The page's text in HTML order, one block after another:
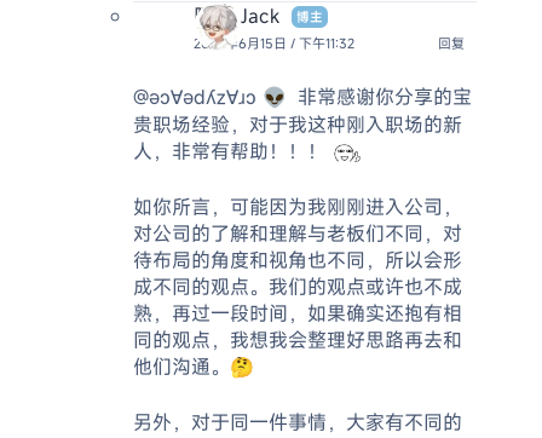
阿杰 Jack
博主
2026年6月15日 / 下午11:32
回复
@ǝɔ∀ǝdʎz∀ɹɔ 👽 非常感谢你分享的宝
贵职场经验，对于我这种刚入职场的新
人，非常有帮助！！！
如你所言，可能因为我刚刚进入公司，
对公司的了解和理解与老板们不同，对
待布局的角度和视角也不同，所以会形
成不同的观点。我们的观点或许也不成
熟，再过一段时间，如果确实还抱有相
同的观点，我想我会整理好思路再去和
他们沟通。🤔
另外，对于同一件事情，大家有不同的